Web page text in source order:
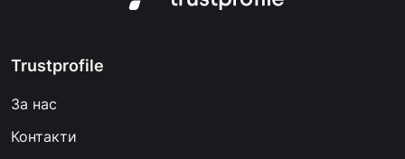
Trustprofile
За нас
Контакти